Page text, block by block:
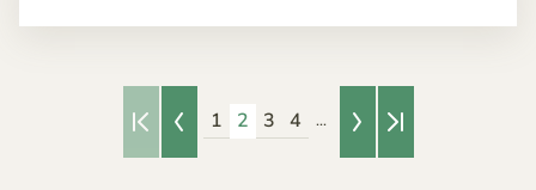
Erste SeiteVorherige Seite
1 2 3 4 ... Nächste Seite
Letzte Seite